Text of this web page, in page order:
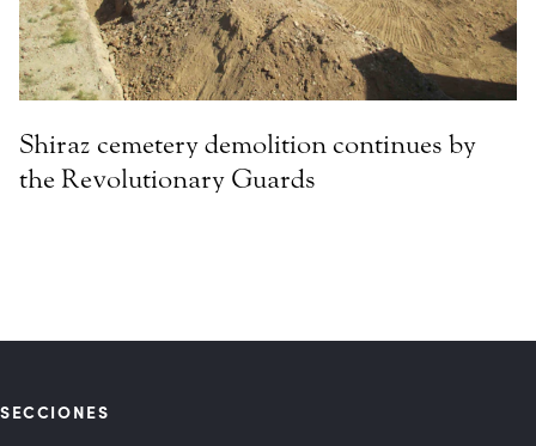
Shiraz cemetery demolition continues by
the Revolutionary Guards
SECCIONES